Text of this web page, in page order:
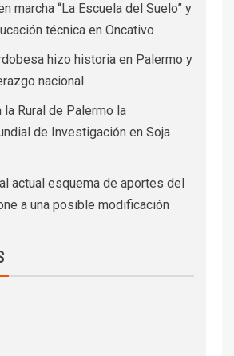
marcha “La Escuela del Suelo” y
técnica en Oncativo
hizo historia en Palermo y
nacional
la Rural de Palermo la
de Investigación en Soja
actual esquema de aportes del
a una posible modificación